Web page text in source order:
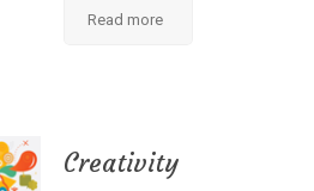
Read more
Creativity